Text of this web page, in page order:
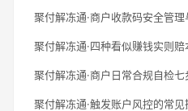
聚付解冻通·商户收款码安全管
聚付解冻通·四种看似赚钱实则
聚付解冻通·商户日常合规自检
聚付解冻通·触发账户风控的常